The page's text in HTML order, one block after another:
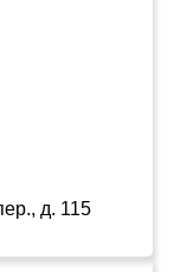
д. 115